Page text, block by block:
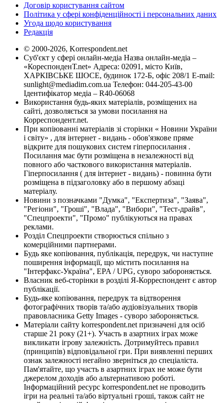
Договір користування сайтом
Політика у сфері конфіденційності і персональних даних
Угода щодо користування
Редакція
© 2000-2026, Korrespondent.net
Суб'єкт у сфері онлайн-медіа Назва онлайн-медіа –
«КореспонденТ.net» Адреса: 02091, місто Київ,
ХАРКІВСЬКЕ ШОСЕ, будинок 172-Б, офіс 208/1 E-mail:
sunlight@mediadim.com.ua Телефон: 044-205-43-00
Ідентифікатор медіа – R40-06068
Використання будь-яких матеріалів, розміщених на
сайті, дозволяється за умови посилання на
Корреспондент.net.
При копіюванні матеріалів зі сторінки « Новини України
і світу» , для інтернет - видань - обов'язкове пряме
відкрите для пошукових систем гіперпосилання .
Посилання має бути розміщена в незалежності від
повного або часткового використання матеріалів.
Гіперпосилання ( для інтернет - видань) - повинна бути
розміщена в підзаголовку або в першому абзаці
матеріалу.
Новини з позначками "Думка", "Експертиза", "Заява",
"Регіони", "Гроші", "Влада", "Вибори", "Тест-драйв",
"Спецпроекти", "Промо" публікуються на правах
реклами.
Розділ Спецпроекти створюється спільно з
комерційними партнерами.
Будь яке копіювання, публікація, передрук, чи наступне
поширення інформації, що містить посилання на
"Інтерфакс-Україна", EPA / UPG, суворо забороняється.
Власник веб-сторінки в розділі Я-Корреспондент є автор
публікації.
Будь-яке копіювання, передрук та відтворення
фотографічних творів та/або аудіовізуальних творів
правовласника Getty Images - суворо забороняється.
Матеріали сайту korrespondent.net призначені для осіб
старше 21 року (21+). Участь в азартних іграх може
викликати ігрову залежність. Дотримуйтесь правил
(принципів) відповідальної гри. При виявленні перших
ознак залежності негайно зверніться до спеціаліста.
Пам'ятайте, що участь в азартних іграх не може бути
джерелом доходів або альтернативою роботі.
Інформаційний ресурс korrespondent.net не проводить
ігри на реальні та/або віртуальні гроші, також сайт не